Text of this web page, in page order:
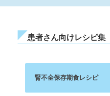
患者さん向けレシピ集
腎不全保存期食レシピ